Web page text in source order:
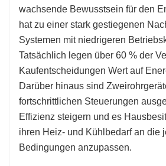
wachsende Bewusstsein für den
hat zu einer stark gestiegenen
Systemen mit niedrigeren
Tatsächlich legen über 60 % der
Kaufentscheidungen Wert auf
Darüber hinaus sind
fortschrittlichen Steuerungen
Effizienz steigern und es
ihren Heiz- und Kühlbedarf an die
Bedingungen anzupassen.